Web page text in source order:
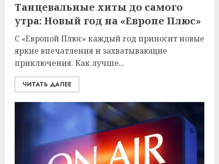
Танцевальные хиты до самого
утра: Новый год на «Европе Плюс»
С «Европой Плюс» каждый год приносит новые
яркие впечатления и захватывающие
приключения. Как лучше...
ЧИТАТЬ ДАЛЕЕ